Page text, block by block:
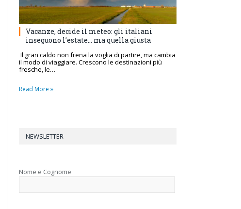
Vacanze, decide il meteo: gli italiani
inseguono l’estate… ma quella giusta
Il gran caldo non frena la voglia di partire, ma cambia
il modo di viaggiare. Crescono le destinazioni più
fresche, le…
Read More »
NEWSLETTER
Nome e Cognome